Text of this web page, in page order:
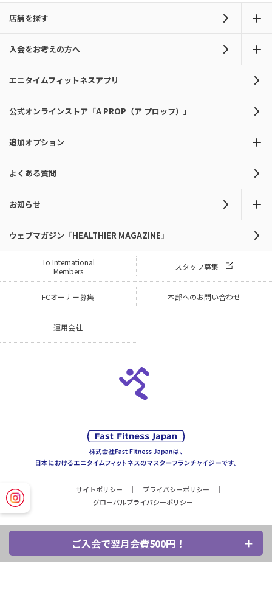
ご入会で翌月会費500円！
店舗を探す
入会をお考えの方へ
エニタイムフィットネスアプリ
公式オンラインストア「A PROP（ア プロップ）」
追加オプション
よくある質問
お知らせ
ウェブマガジン「HEALTHIER MAGAZINE」
To International
Members
スタッフ募集
FCオーナー募集 本部へのお問い合わせ
運用会社
サイトポリシー
プライバシーポリシー
グローバルプライバシーポリシー
Copyright © Fast Fitness Japan, Inc. All Rights Reserved.